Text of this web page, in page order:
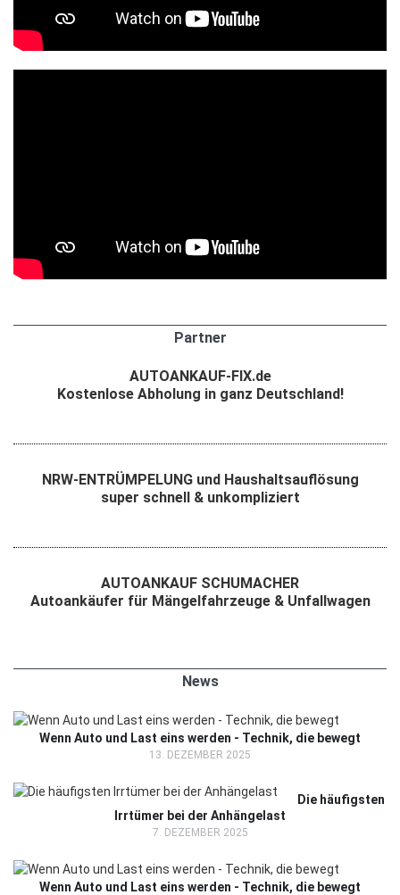
Partner
AUTOANKAUF-FIX.de
Kostenlose Abholung in ganz Deutschland!
NRW-ENTRÜMPELUNG und Haushaltsauflösung
super schnell & unkompliziert
AUTOANKAUF SCHUMACHER
Autoankäufer für Mängelfahrzeuge & Unfallwagen
News
Wenn Auto und Last eins werden - Technik, die bewegt
13. DEZEMBER 2025
Die häufigsten
Irrtümer bei der Anhängelast
7. DEZEMBER 2025
Wenn Auto und Last eins werden - Technik, die bewegt